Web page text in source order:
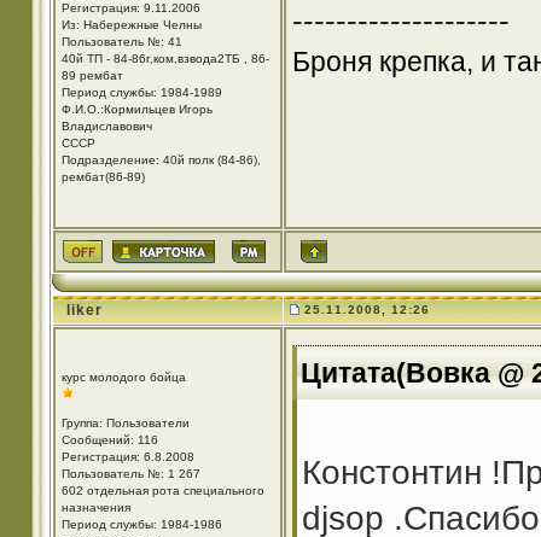
Регистрация: 9.11.2006
Из: Набережные Челны
Пользователь №: 41
40й ТП - 84-86г,ком,взвода2ТБ , 86-
89 рембат
Период службы: 1984-1989
Ф.И.О.:Кормильцев Игорь
Владиславович
СССР
Подразделение: 40й полк (84-86),
рембат(86-89)
--------------------
Броня крепка, и
liker 25.11.2008, 12:26
курс молодого бойца
Группа: Пользователи
Сообщений: 116
Регистрация: 6.8.2008
Пользователь №: 1 267
602 отдельная рота специального
назначения
Период службы: 1984-1986
Цитата(Вовка @
Констонтин
djsop